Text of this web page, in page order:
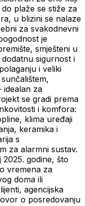
plaže se stiže za
u blizini se nalaze
za svakodnevni
je
smješteni u
sigurnost i
i veliki
idealan za
se gradi prema
i komfora:
klima uređaji
keramika i
s
za alarmni sustav.
godine, što
vremena za
doma ili
agencijska
o posredovanju